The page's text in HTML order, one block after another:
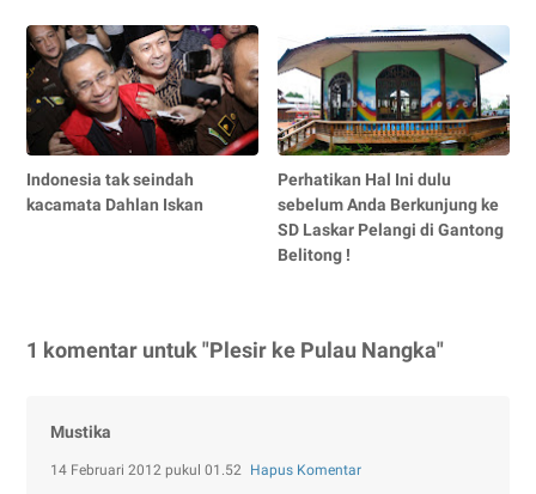
Indonesia tak seindah
kacamata Dahlan Iskan
Perhatikan Hal Ini dulu
sebelum Anda Berkunjung ke
SD Laskar Pelangi di Gantong
Belitong !
1 komentar untuk "Plesir ke Pulau Nangka"
Mustika
14 Februari 2012 pukul 01.52 Hapus Komentar